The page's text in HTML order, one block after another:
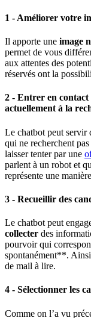
1 - Améliorer votre
Il apporte une image
permet de vous
aux attentes des
réservés ont la
2 - Entrer en contact
actuellement à la
Le chatbot peut servir
qui ne recherchent
laisser tenter par une
parlent à un robot et
représente une
3 - Recueillir des
Le chatbot peut
collecter des
pourvoir qui
spontanément**.
de mail à lire.
4 - Sélectionner les
Comme on l’a vu